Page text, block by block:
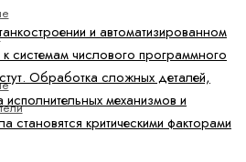
и автоматизированном
системам числового программного
Обработка сложных деталей,
механизмов и
становятся критическими факторами